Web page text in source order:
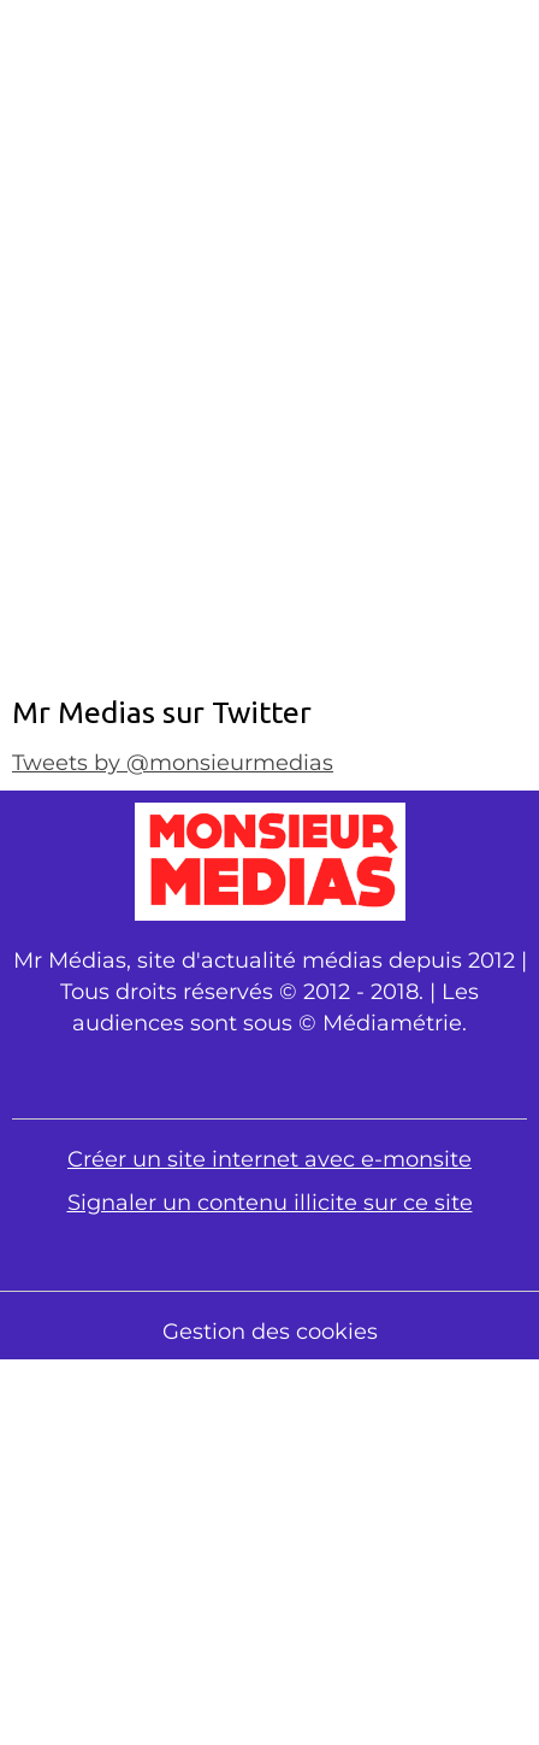
Mr Medias sur Twitter
Tweets by @monsieurmedias
Mr Médias, site d'actualité médias depuis 2012 |
Tous droits réservés © 2012 - 2018. | Les
audiences sont sous © Médiamétrie.
Créer un site internet avec e-monsite
Signaler un contenu illicite sur ce site
Gestion des cookies